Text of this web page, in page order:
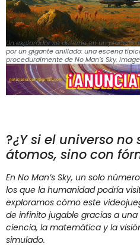
Un explorador se detiene en un planeta
por un gigante anillado: una escena
proceduralmente de No Man’s Sky.
?¿Y si el universo
átomos, sino con
En No Man’s Sky, un solo
los que la humanidad podría
exploramos cómo este
de infinito jugable gracias a
ciencia, la matemática y la
simulado.